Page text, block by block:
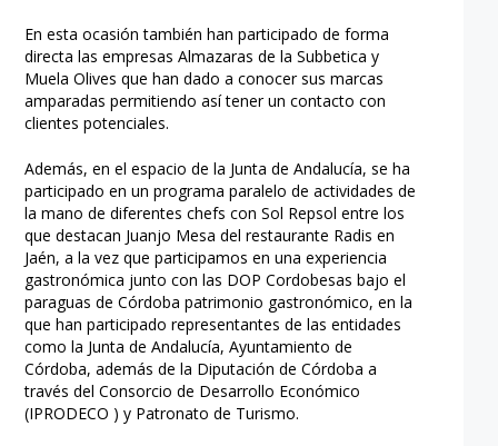
En esta ocasión también han participado de forma
directa las empresas Almazaras de la Subbetica y
Muela Olives que han dado a conocer sus marcas
amparadas permitiendo así tener un contacto con
clientes potenciales.
Además, en el espacio de la Junta de Andalucía, se ha
participado en un programa paralelo de actividades de
la mano de diferentes chefs con Sol Repsol entre los
que destacan Juanjo Mesa del restaurante Radis en
Jaén, a la vez que participamos en una experiencia
gastronómica junto con las DOP Cordobesas bajo el
paraguas de Córdoba patrimonio gastronómico, en la
que han participado representantes de las entidades
como la Junta de Andalucía, Ayuntamiento de
Córdoba, además de la Diputación de Córdoba a
través del Consorcio de Desarrollo Económico
(IPRODECO ) y Patronato de Turismo.